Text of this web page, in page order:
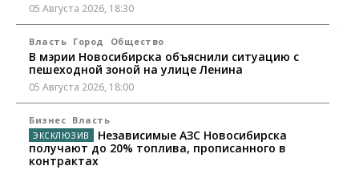
05 Августа 2026, 18:30
Власть Город Общество
В мэрии Новосибирска объяснили ситуацию с
пешеходной зоной на улице Ленина
05 Августа 2026, 18:00
Бизнес Власть
Независимые АЗС Новосибирска
получают до 20% топлива, прописанного в
контрактах